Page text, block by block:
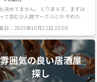
決めてません。 とりあえず、まずは
て呑む少人数サークルとか やれたら
と ☆話題の映画をみんなで見に行く
酒屋でみんなでしょーもない話をし
笑してうるさくなる ☆買うものって
決めてないけど実はなかなか面白い
ットをぶらぶらみんなで歩く ☆誰も
知ってるテーブルゲームをやってしょ
ない話で爆笑する。 ☆昔のお笑いの
日：2025年10月12日 22:06